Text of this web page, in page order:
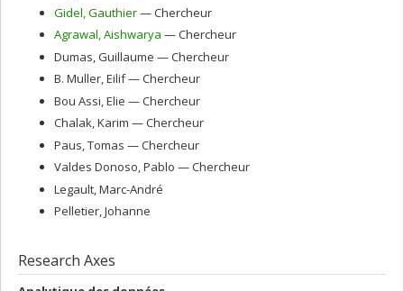
Gidel, Gauthier— Chercheur
Agrawal, Aishwarya — Chercheur
Dumas, Guillaume — Chercheur
B. Muller, Eilif— Chercheur
Bou Assi, Elie — Chercheur
Chalak, Karim — Chercheur
Paus, Tomas — Chercheur
Valdes Donoso, Pablo — Chercheur
Legault, Marc-André
Pelletier, Johanne
Research Axes